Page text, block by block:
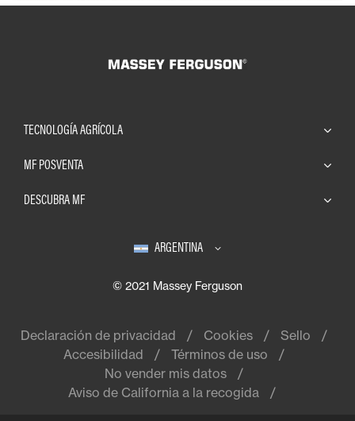
TECNOLOGÍA AGRÍCOLA
MF POSVENTA
DESCUBRA MF
ARGENTINA
© 2021 Massey Ferguson
Declaración de privacidad Cookies
Sello
Accesibilidad
Términos de uso
No vender mis datos
Aviso de California a la recogida